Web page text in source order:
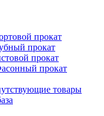
прокат
прокат
прокат
прокат
товары